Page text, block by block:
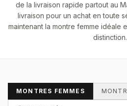
de la livraison rapide partout au
livraison pour un achat en toute
maintenant la montre femme idéale
distinction.
MONTRES FEMMES
Trier par